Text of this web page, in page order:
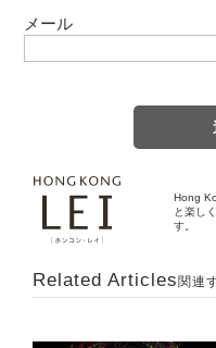
メール
Hong
と楽し
す。
Related Articles関連